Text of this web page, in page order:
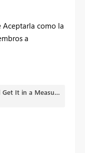
Aceptarla como la
a
Get the First Value in My Table and Get It in a Measure.pbix